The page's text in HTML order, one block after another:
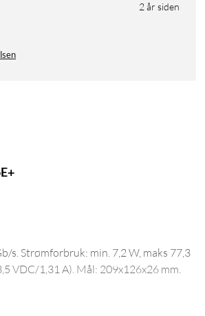
2 år siden
s. Strømforbruk: min. 7,2 W, maks 77,3
VDC/1,31 A). Mål: 209x126x26 mm.